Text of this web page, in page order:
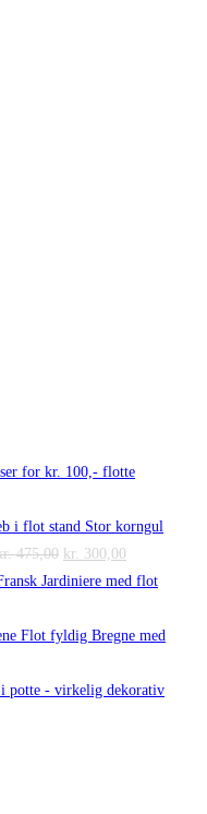
for kr. 100,- flotte
Stor korngul
475,00 Den
oprindelige
var:
kr. 300,00
aktuelle
er:
Jardiniere med flot
Flot fyldig Bregne med
potte - virkelig dekorativ